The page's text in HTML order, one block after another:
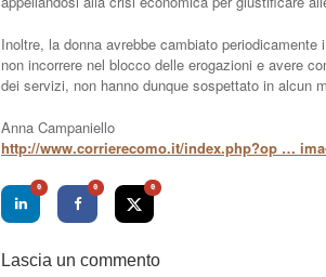
Inoltre, la donna avrebbe cambiato
non incorrere nel blocco delle erogazioni e avere
dei servizi, non hanno dunque sospettato in alcun
Anna Campaniello
http://www.corrierecomo.it/index.php?op …
0 0 0
Lascia un commento